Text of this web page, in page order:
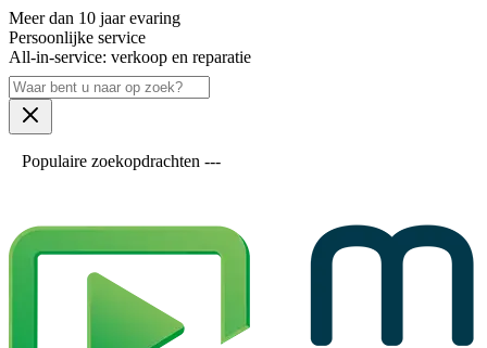
Meer dan 10 jaar evaring
Persoonlijke service
All-in-service: verkoop en reparatie
Populaire zoekopdrachten ---